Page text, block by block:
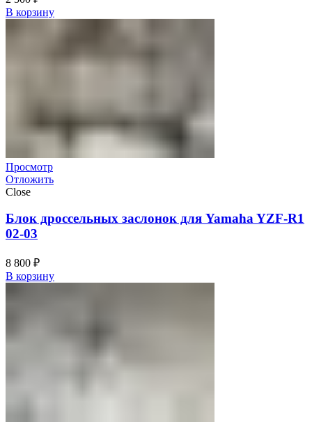
В корзину
Просмотр
Отложить
Close
Блок дроссельных заслонок для Yamaha YZF-R1
02-03
8 800 ₽
В корзину